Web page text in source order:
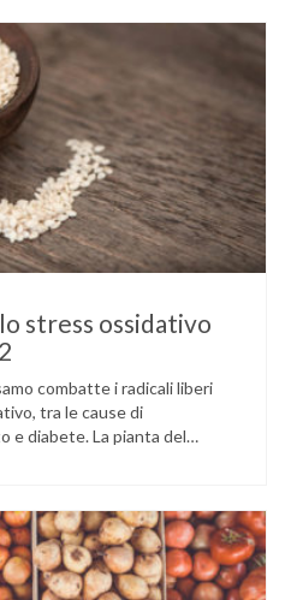
stress ossidativo
combatte i radicali liberi
tra le cause di
e diabete. La pianta del
numerosi piatti, ma …